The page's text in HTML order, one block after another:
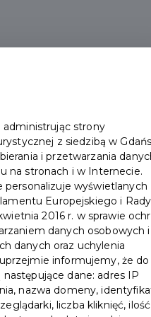
i nic nie kosztuje. Karta
+
−
strony
z siedzibą w
i przetwarzania
na stronach i w Internecie.
personalizuje wyświetlanych
Europejskiego i Rady
2016 r. w sprawie
danych osobowych
danych oraz uchylenia
informujemy, że do
dane: adres IP
nazwa domeny,
liczba kliknięć, ilość